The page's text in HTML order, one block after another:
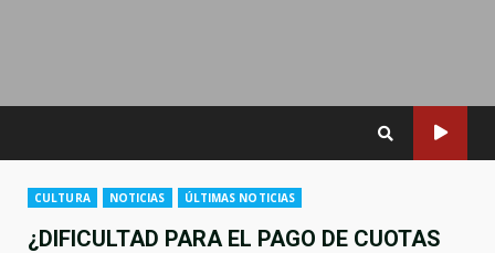
CULTURA NOTICIAS ÚLTIMAS NOTICIAS
¿DIFICULTAD PARA EL PAGO DE CUOTAS